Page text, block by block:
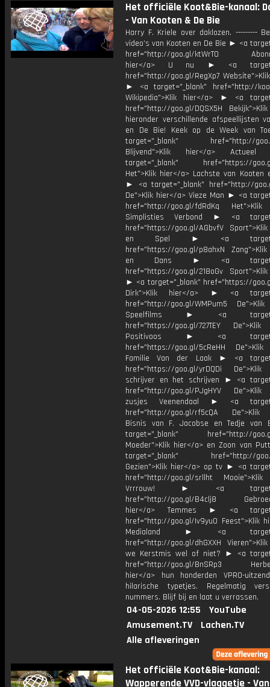
Het officiële Koot&Bie-kanaal:
- Van Kooten & De Bie
Harry F. Kriele over daklozen. ---------
video’s van Kooten en De Bie ► <a
href="http://goo.gl/ktWrT0
hier</a> U nu ► <a
href="http://goo.gl/RegXp7
► <a target="_blank" href="http://
Wikipedia">Klik hier</a> ► <a
href="http://goo.gl/DQSX5H
hieronder verschillende afspeellijsten
en De Bie! Keek op de Week van
target="_blank" href="http://
Blijvend">Klik hier</a>
target="_blank" href="https://
Het">Klik hier</a> Lachste van Kooten
► <a target="_blank" href="http://
De">Klik hier</a> Vieze Man ► <a
href="http://goo.gl/fdRdKq
Simplisties Verbond ► <a
href="https://goo.gl/AGbvfV
en Spel ► <a
href="https://goo.gl/p8ahxN
en Dans ► <a
href="https://goo.gl/218oGv
► <a target="_blank" href="https://
Dirk">Klik hier</a> ► <a
href="http://goo.gl/WMPum5
Speelfilms ► <a
href="https://goo.gl/727TEY
Positivoos ► <a
href="https://goo.gl/5cReHH
Familie Van der Laak ► <a
href="https://goo.gl/yrDQDi
schrijver en het schrijven ► <a
href="http://goo.gl/PJgHYV
zusjes Veenendaal ► <a
href="http://goo.gl/rf5cQA De">Klik
Bisnis van F. Jacobse en Tedje
target="_blank" href="http://goo.gl/
Moeder">Klik hier</a> en Zoon van
target="_blank" href="http://
Gezien">Klik hier</a> op tv ► <a
href="http://goo.gl/srllht
Vrrrouw! ► <a
href="http://goo.gl/B4clj8
hier</a> Temmes ► <a
href="http://goo.gl/Iv9yu0 Feest">Klik
Medialand ► <a
href="http://goo.gl/dhGXXH
we Kerstmis wel of niet? ► <a
href="http://goo.gl/BnSRp3
hier</a> hun honderden VPRO-
hilarische typetjes. Regelmatig
nummers. Blijf bij en laat u verrassen.
04-05-2026 12:55
YouTube
Amusement.TV
Lachen.TV
Alle afleveringen
Het officiële Koot&Bie-kanaal:
Wapperende VVD-vlaggetje - Van